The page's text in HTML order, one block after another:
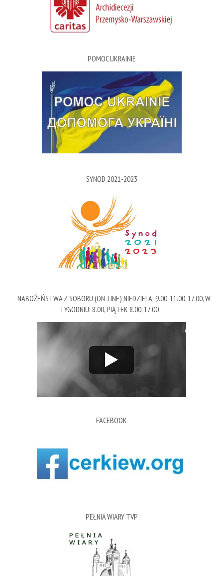
POMOC UKRAINIE
SYNOD 2021-2023
NABOŻEŃSTWA Z SOBORU (ON-LINE) NIEDZIELA: 9.00, 11.00, 17.00, W
TYGODNIU: 8.00, PIĄTEK 8.00, 17.00
FACEBOOK
PEŁNIA WIARY TVP